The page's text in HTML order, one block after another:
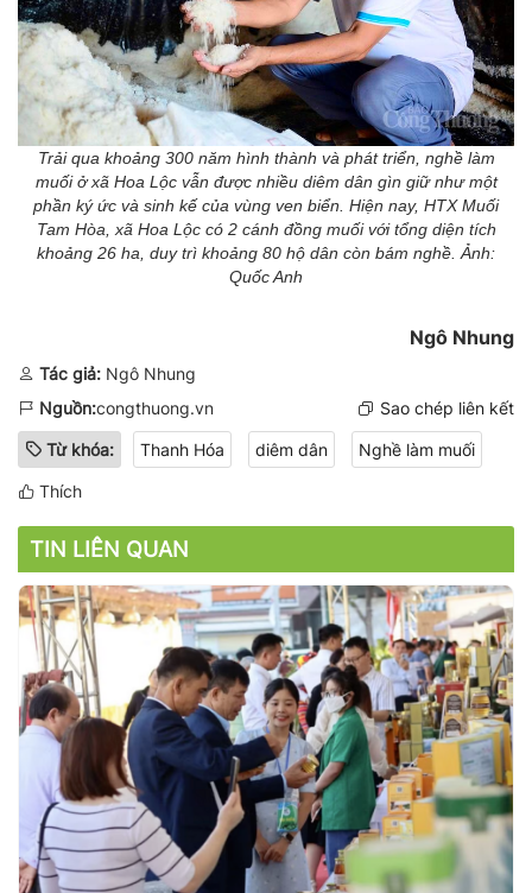
Trải qua khoảng 300 năm hình thành và phát triển, nghề làm
muối ở xã Hoa Lộc vẫn được nhiều diêm dân gìn giữ như một
phần ký ức và sinh kế của vùng ven biển. Hiện nay, HTX Muối
Tam Hòa, xã Hoa Lộc có 2 cánh đồng muối với tổng diện tích
khoảng 26 ha, duy trì khoảng 80 hộ dân còn bám nghề. Ảnh:
Quốc Anh
Ngô Nhung
Tác giả: Ngô Nhung
Nguồn:congthuong.vn Sao chép liên kết
Từ khóa: Thanh Hóa diêm dân Nghề làm muối
Thích
TIN LIÊN QUAN